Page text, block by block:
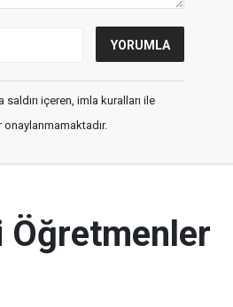
içeren, imla kuralları ile
onaylanmamaktadır.
Öğretmenler